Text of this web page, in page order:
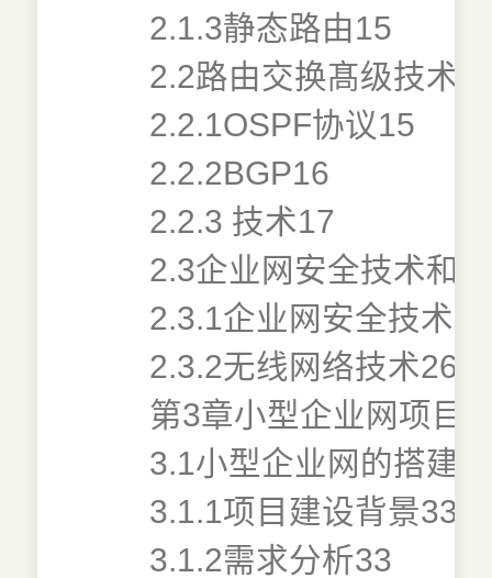
2.1.3静态路由15
2.2路由交换髙级技术
2.2.1OSPF协议15
2.2.2BGP16
2.2.3 技术17
2.3企业网安全技术和
2.3.1企业网安全技术18
2.3.2无线网络技术26
第3章小型企业网项目
3.1小型企业网的搭建
3.1.1项目建设背景33
3.1.2需求分析33